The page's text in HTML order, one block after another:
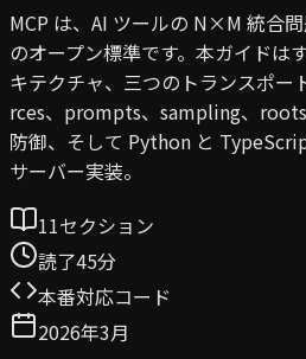
MCP は、AI ツールの N×M 統合
のオープン標準です。本ガイドは
キテクチャ、三つのトランスポ
rces、prompts、sampling、
防御、そして Python と
サーバー実装。
11セクション
読了45分
本番対応コード
2026年3月